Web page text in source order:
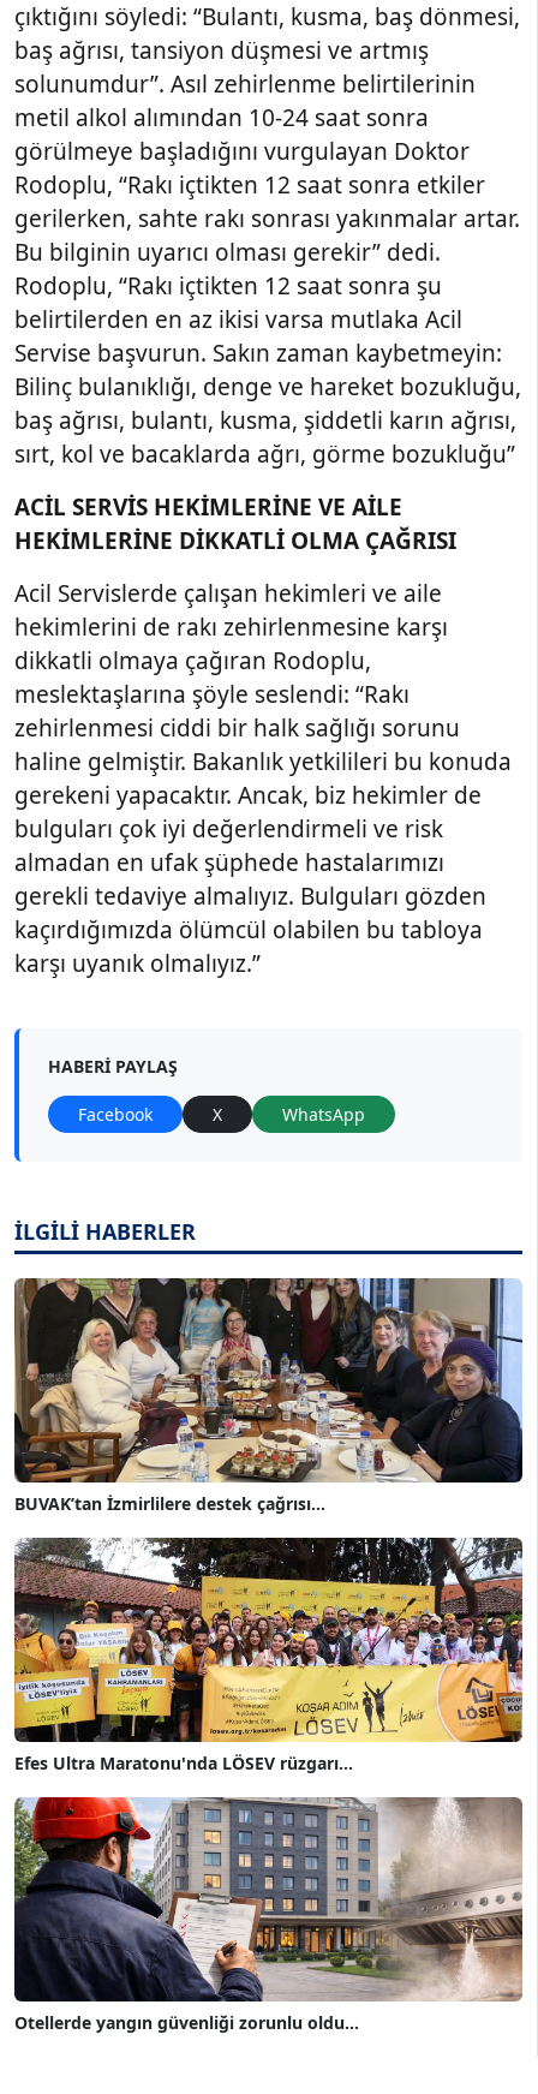
çıktığını söyledi: “Bulantı, kusma, baş dönmesi,
baş ağrısı, tansiyon düşmesi ve artmış
solunumdur”. Asıl zehirlenme belirtilerinin
metil alkol alımından 10-24 saat sonra
görülmeye başladığını vurgulayan Doktor
Rodoplu, “Rakı içtikten 12 saat sonra etkiler
gerilerken, sahte rakı sonrası yakınmalar artar.
Bu bilginin uyarıcı olması gerekir” dedi.
Rodoplu, “Rakı içtikten 12 saat sonra şu
belirtilerden en az ikisi varsa mutlaka Acil
Servise başvurun. Sakın zaman kaybetmeyin:
Bilinç bulanıklığı, denge ve hareket bozukluğu,
baş ağrısı, bulantı, kusma, şiddetli karın ağrısı,
sırt, kol ve bacaklarda ağrı, görme bozukluğu”
ACİL SERVİS HEKİMLERİNE VE AİLE
HEKİMLERİNE DİKKATLİ OLMA ÇAĞRISI
Acil Servislerde çalışan hekimleri ve aile
hekimlerini de rakı zehirlenmesine karşı
dikkatli olmaya çağıran Rodoplu,
meslektaşlarına şöyle seslendi: “Rakı
zehirlenmesi ciddi bir halk sağlığı sorunu
haline gelmiştir. Bakanlık yetkilileri bu konuda
gerekeni yapacaktır. Ancak, biz hekimler de
bulguları çok iyi değerlendirmeli ve risk
almadan en ufak şüphede hastalarımızı
gerekli tedaviye almalıyız. Bulguları gözden
kaçırdığımızda ölümcül olabilen bu tabloya
karşı uyanık olmalıyız.”
HABERI PAYLAŞ
Facebook X WhatsApp
İLGİLİ HABERLER
BUVAK’tan İzmirlilere destek çağrısı...
Efes Ultra Maratonu'nda LÖSEV rüzgarı...
Otellerde yangın güvenliği zorunlu oldu...